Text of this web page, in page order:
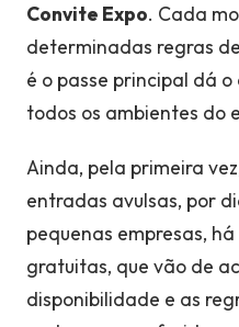
Convite Expo. Cada
determinadas regras
é o passe principal dá
todos os ambientes do
Ainda, pela primeira
entradas avulsas, por
pequenas empresas,
gratuitas, que vão de
disponibilidade e as